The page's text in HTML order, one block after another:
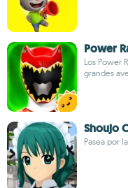
Power
Los Power
grandes
Shoujo
Pasea por